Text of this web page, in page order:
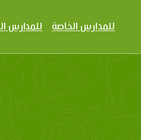
للمدارس الخاصة للمدارس